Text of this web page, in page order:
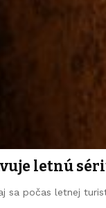
letnú
sa počas letnej